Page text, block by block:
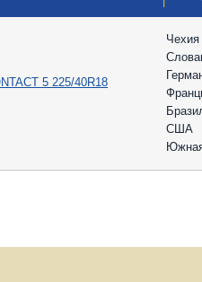
5 225/40R18
Чехия
США